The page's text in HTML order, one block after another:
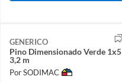
GENERICO
Pino Dimensionado Verde 1x5
3,2 m
Por SODIMAC